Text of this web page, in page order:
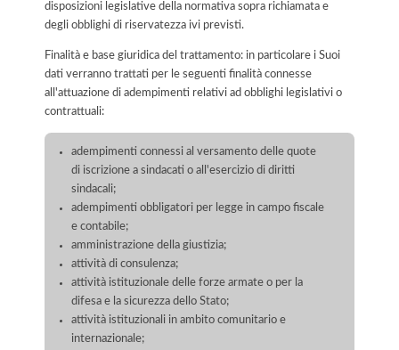
disposizioni legislative della normativa sopra richiamata e
degli obblighi di riservatezza ivi previsti.
Finalità e base giuridica del trattamento: in particolare i Suoi
dati verranno trattati per le seguenti finalità connesse
all'attuazione di adempimenti relativi ad obblighi legislativi o
contrattuali:
adempimenti connessi al versamento delle quote
di iscrizione a sindacati o all'esercizio di diritti
sindacali;
adempimenti obbligatori per legge in campo fiscale
e contabile;
amministrazione della giustizia;
attività di consulenza;
attività istituzionale delle forze armate o per la
difesa e la sicurezza dello Stato;
attività istituzionali in ambito comunitario e
internazionale;